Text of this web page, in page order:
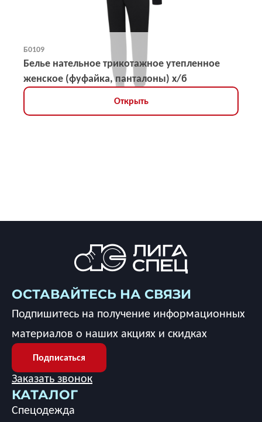
Б0109
Белье нательное трикотажное утепленное
женское (фуфайка, панталоны) х/б
Открыть
КАТАЛОГ
Спецодежда
ОСТАВАЙТЕСЬ НА СВЯЗИ
Подпишитесь на получение информационных
материалов о наших акциях и скидках
Подписаться
Заказать звонок